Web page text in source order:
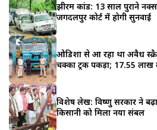
झीरम कांड: 13 साल पुराने
जगदलपुर कोर्ट में होगी सुनवाई
ओडिशा से आ रहा था अवैध
चक्का ट्रक पकड़ा; ₹17.55
विशेष लेख: विष्णु सरकार ने
किसानी को मिला नया संबल